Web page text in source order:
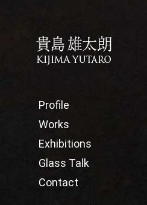
Profile
Works
Exhibitions
Glass Talk
Contact